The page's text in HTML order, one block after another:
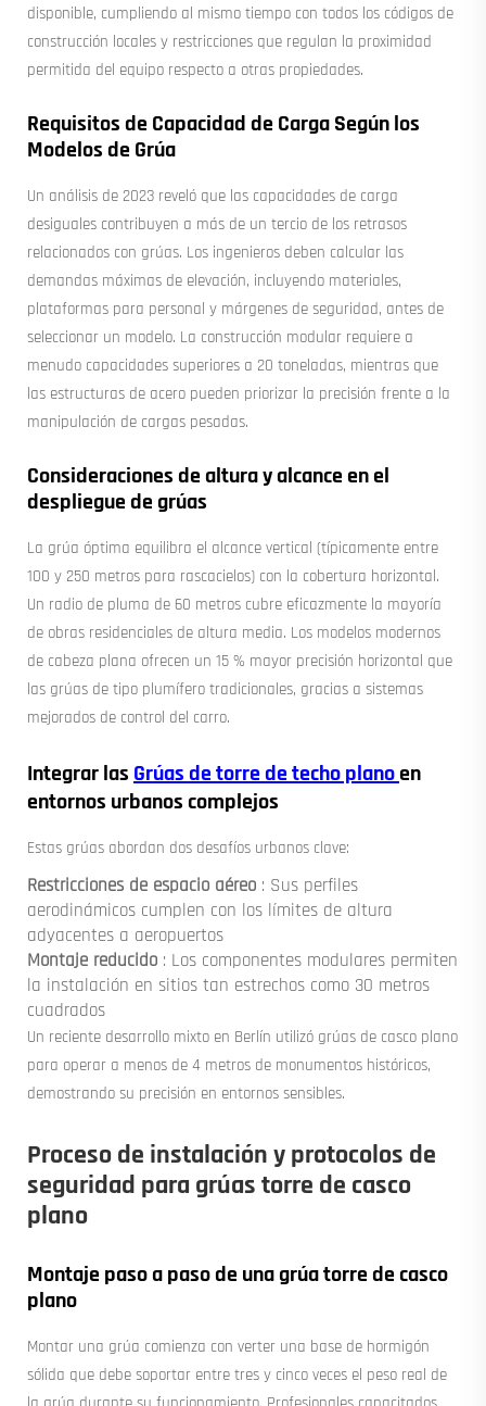
disponible, cumpliendo al mismo tiempo con todos los códigos de
construcción locales y restricciones que regulan la proximidad
permitida del equipo respecto a otras propiedades.
Requisitos de Capacidad de Carga Según los
Modelos de Grúa
Un análisis de 2023 reveló que las capacidades de carga
desiguales contribuyen a más de un tercio de los retrasos
relacionados con grúas. Los ingenieros deben calcular las
demandas máximas de elevación, incluyendo materiales,
plataformas para personal y márgenes de seguridad, antes de
seleccionar un modelo. La construcción modular requiere a
menudo capacidades superiores a 20 toneladas, mientras que
las estructuras de acero pueden priorizar la precisión frente a la
manipulación de cargas pesadas.
Consideraciones de altura y alcance en el
despliegue de grúas
La grúa óptima equilibra el alcance vertical (típicamente entre
100 y 250 metros para rascacielos) con la cobertura horizontal.
Un radio de pluma de 60 metros cubre eficazmente la mayoría
de obras residenciales de altura media. Los modelos modernos
de cabeza plana ofrecen un 15 % mayor precisión horizontal que
las grúas de tipo plumífero tradicionales, gracias a sistemas
mejorados de control del carro.
Integrar las Grúas de torre de techo planoen
entornos urbanos complejos
Estas grúas abordan dos desafíos urbanos clave:
Restricciones de espacio aéreo : Sus perfiles
aerodinámicos cumplen con los límites de altura
adyacentes a aeropuertos
Montaje reducido : Los componentes modulares permiten
la instalación en sitios tan estrechos como 30 metros
cuadrados
Un reciente desarrollo mixto en Berlín utilizó grúas de casco plano
para operar a menos de 4 metros de monumentos históricos,
demostrando su precisión en entornos sensibles.
Proceso de instalación y protocolos de
seguridad para grúas torre de casco
plano
Montaje paso a paso de una grúa torre de casco
plano
Montar una grúa comienza con verter una base de hormigón
sólida que debe soportar entre tres y cinco veces el peso real de